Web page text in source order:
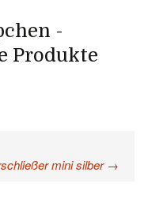
-
Produkte
mini silber →